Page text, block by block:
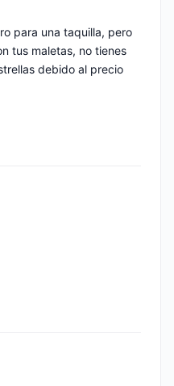
para una taquilla, pero
tus maletas, no tienes
debido al precio